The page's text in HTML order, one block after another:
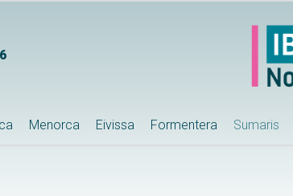
Menorca Eivissa Formentera Sumaris